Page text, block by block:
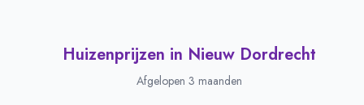
Huizenprijzen in Nieuw Dordrecht
Afgelopen 3 maanden